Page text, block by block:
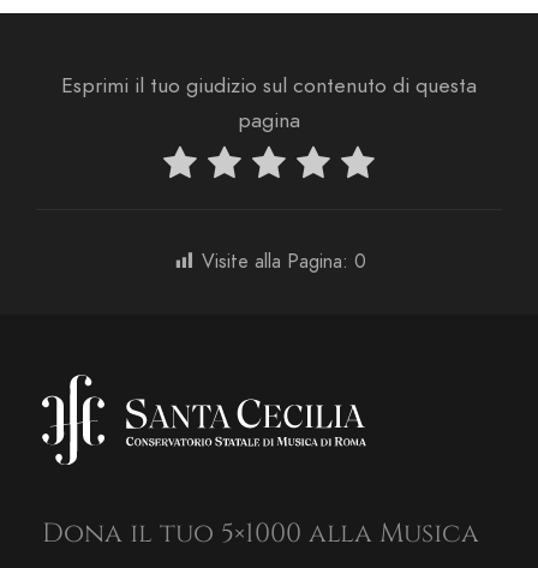
Esprimi il tuo giudizio sul contenuto di questa
pagina
Visite alla Pagina: 0
Dona il tuo 5×1000 alla Musica